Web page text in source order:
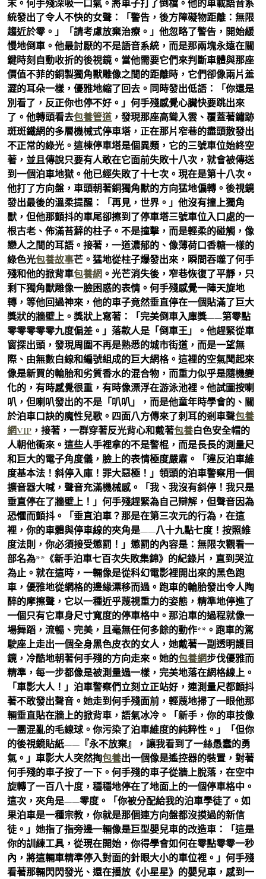
末。何手殘深吸一口氣。將車子打了倒檔。他的車載語音系
統發出了令人不快的女聲：「警告，後方障礙物距離：無限
趨近於零。」「請考慮放棄治療。」他忽略了警告，開始緩
慢地倒車。他最討厭的不是語音系統，而是那兩塊永遠在關
鍵時刻自動收折的後視鏡。當他需要它們來判斷車體與那座
價值不菲的銅製獨角獸雕像之間的距離時，它們卻像兩片羞
澀的耳朵一樣，優雅地縮了回去。同時發出低語：「你還是
別看了，反正你也停不好。」何手殘感覺心臟快要跳出來
了。他轉頭看去包養管道 ，發現那座高聳入雲、覆蓋著鏽跡
斑斑鐵網的多層機械式停車塔，正在那片窄巷的盡頭散發出
不正常的綠光。這棟停車塔是個異類，它的三號車位始終空
著，並且傳說只要有人敢在它面前失敗十八次，就會被傳送
到一個泊車地獄。他已經失敗了十七次。現在是第十八次。
他打了方向盤，車頭朝著銅獨角獸的方向猛地偏轉。後視鏡
發出最後的溫柔提醒：「再見，世界。」他沒有撞上獨角
獸，但他那顫抖的車尾卻擦到了停車塔三號車位入口處的一
根古老、佈滿苔蘚的柱子。不是撞擊，而是輕柔的碰觸，像
戀人之間的耳語。接著，一道濃郁的、像薄荷口香糖一樣的
綠色光包養故事芒。猛地從柱子爆發出來，瞬間吞噬了何手
殘和他的掀背車包養網 。光芒消失後，窄巷恢復了平靜，只
剩下獨角獸雕像一臉困惑的表情。何手殘感覺一陣天旋地
轉，等他回過神來，他的車子竟然垂直停在一個貼滿了巨大
獎狀的牆壁上。獎狀上寫著：「完美倒車入庫獎——第零點
零零零零零九度偏差。」落款人是「倒車王」。他趕緊從車
窗探出頭，發現周圍不再是熟悉的城市街道，而是一望無
際、由無數白線和編號組成的巨大網格。這裡的空氣聞起來
像是新買的輪胎和劣質香水的混合物，而重力似乎是隨機變
化的，有時感覺很重，有時像漂浮在游泳池裡。他試圖按喇
叭，但喇叭發出的不是「叭叭」，而是他童年時學會的、關
於泊車口訣的魔性兒歌。四面八方傳來了刺耳的剎車聲包養
網VIP ，接著，一群穿著反光背心和戴著包養白色安全帽的
人朝他衝來。這些人手裡拿的不是警棍，而是長長的測量尺
和巨大的電子角度儀，臉上的表情極度嚴肅。「違反泊車維
度基本法！斜停入庫！罪大惡極！」領頭的泊車警察用一個
擴音器大喊，聲音充滿機械感。「我、我沒有斜停！我只是
垂直停在了牆壁上！」何手殘趕緊為自己辯解，但聲音因為
恐懼而顫抖。「垂直泊車？那是在第三次元的行為，在這
裡，你的車體與停車線的夾角是——八十九點七度！按照維
度法則，你必須接受懲罰！」懲罰的內容是：無限次觀看一
部名為**《新手泊車七百次失敗集錦》的紀錄片，直到哭泣
為止。就在這時，一輛像是從科幻電影裡開出來的黑色跑
車，優雅地從網格的邊緣漂移而過。跑車的輪胎發出令人陶
醉的摩擦聲，它以一種近乎蔑視重力的姿態，精準地停進了
一個只有它車身尺寸寬度的停車格中。那泊車的過程就像一
場舞蹈，流暢、完美，且毫無任何多餘的動作**。跑車的駕
駛座上走出一個全身黑色皮衣的女人，她戴著一副透明護目
鏡，冷酷地朝著何手殘的方向走來。她的包養網步伐優雅而
精準，每一步都像是被測量過一樣，完美地落在網格線上。
「車影大人！」泊車警察們立刻立正站好，連測量尺都顫抖
著不敢發出聲音。她走到何手殘面前，輕蔑地掃了一眼他那
輛垂直貼在牆上的掀背車，語氣冰冷。「新手，你的車技像
一團混亂的毛線球。你污染了泊車維度的純粹性。」「但你
的後視鏡貼紙——『永不放棄』，讓我看到了一絲愚蠢的勇
氣。」車影大人突然掏包養出一個像是遙控器的裝置，對著
何手殘的車子按了一下。何手殘的車子從牆上脫落，在空中
旋轉了一百八十度，穩穩地停在了地面上的一個停車格中。
這次，夾角是——零度。「你被分配給我的泊車學徒了。如
果泊車是一種宗教，你就是那個連方向盤都沒摸過的新信
徒。」她指了指旁邊一輛像是巨型嬰兒車的改造車：「這是
你的訓練工具，從現在開始，你得學會如何在零點零零一秒
內，將這輛車精準停入對面的針眼大小的車位裡。」何手殘
看著那輛閃閃發光、還在播放《小星星》的嬰兒車，感到一